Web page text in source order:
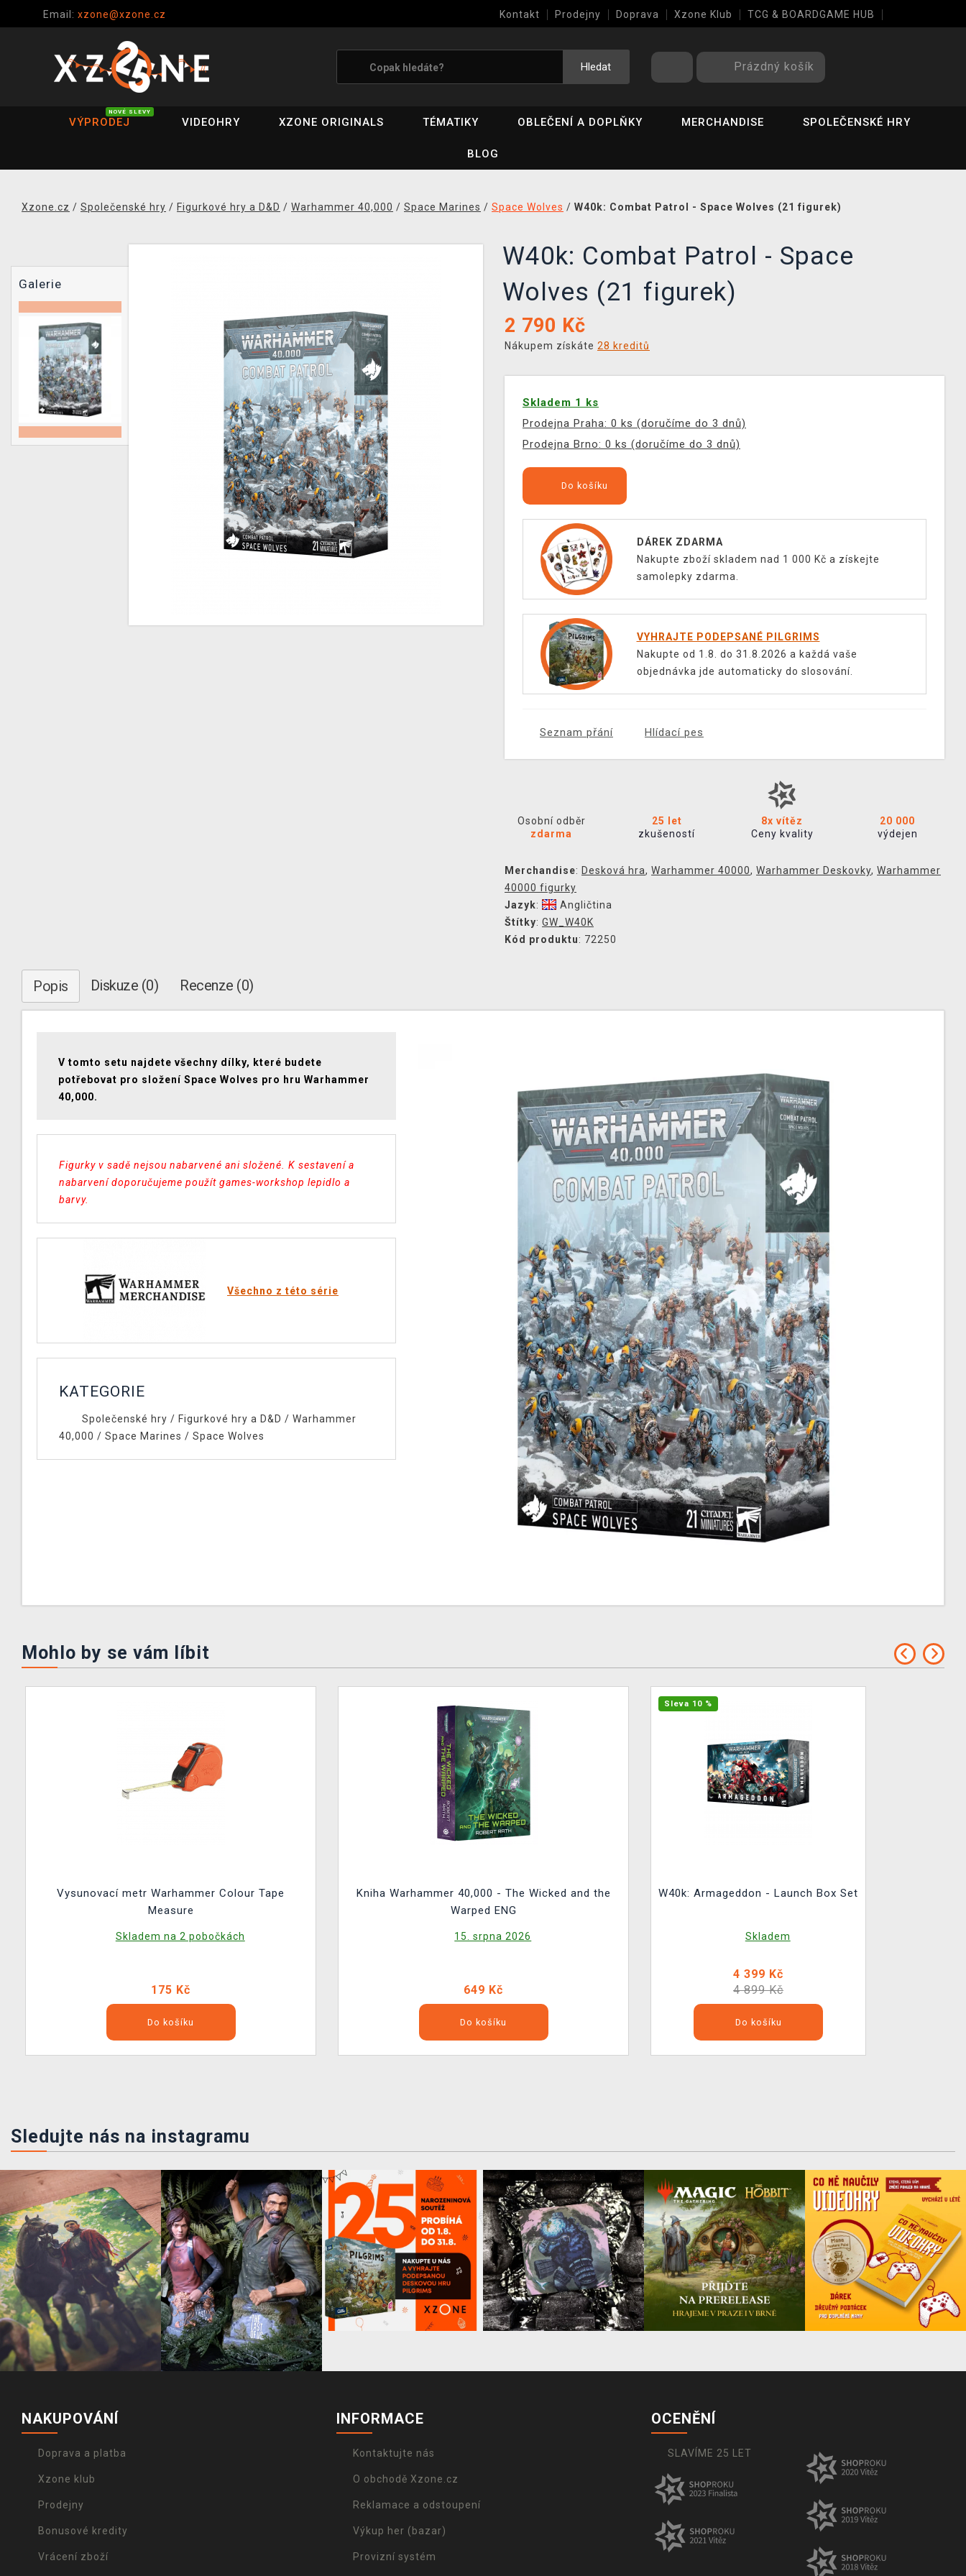
Email: xzone@xzone.cz Kontakt Prodejny Doprava Xzone Klub TCG & BOARDGAME HUB
Hledat Prázdný košík
VÝPRODEJ
NOVÉ SLEVY
VIDEOHRY XZONE ORIGINALS TÉMATIKY OBLEČENÍ A DOPLŇKY MERCHANDISE SPOLEČENSKÉ HRY
BLOG
Xzone.cz / Společenské hry / Figurkové hry a D&D / Warhammer 40,000 / Space Marines / Space Wolves / W40k: Combat Patrol - Space Wolves (21 figurek)
Galerie
W40k: Combat Patrol - Space
Wolves (21 figurek)
2 790 Kč
Nákupem získáte 28 kreditů
Skladem 1 ks
Prodejna Praha: 0 ks (doručíme do 3 dnů)
Prodejna Brno: 0 ks (doručíme do 3 dnů)
Do košíku
DÁREK ZDARMA
Nakupte zboží skladem nad 1 000 Kč a získejte
samolepky zdarma.
VYHRAJTE PODEPSANÉ PILGRIMS
Nakupte od 1.8. do 31.8.2026 a každá vaše
objednávka jde automaticky do slosování.
Seznam přání Hlídací pes
Osobní odběr
zdarma
25 let
zkušeností
8x vítěz
Ceny kvality
20 000
výdejen
Merchandise: Desková hra, Warhammer 40000, Warhammer Deskovky, Warhammer
40000 figurky
Jazyk:
Angličtina
Štítky: GW_W40K
Kód produktu: 72250
Popis Diskuze (0) Recenze (0)
V tomto setu najdete všechny dílky, které budete
potřebovat pro složení Space Wolves pro hru Warhammer
40,000.
Figurky v sadě nejsou nabarvené ani složené. K sestavení a
nabarvení doporučujeme použít games-workshop lepidlo a
barvy.
Všechno z této série
KATEGORIE
Společenské hry / Figurkové hry a D&D / Warhammer
40,000 / Space Marines / Space Wolves
Mohlo by se vám líbit
Vysunovací metr Warhammer Colour Tape
Measure
Skladem na 2 pobočkách
175 Kč
Do košíku
Kniha Warhammer 40,000 - The Wicked and the
Warped ENG
15. srpna 2026
649 Kč
Do košíku
Sleva 10 %
W40k: Armageddon - Launch Box Set
Skladem
4 399 Kč
4 899 Kč
Do košíku
Sledujte nás na instagramu
NAKUPOVÁNÍ
Doprava a platba
Xzone klub
Prodejny
Bonusové kredity
Vrácení zboží
INFORMACE
Kontaktujte nás
O obchodě Xzone.cz
Reklamace a odstoupení
Výkup her (bazar)
Provizní systém
OCENĚNÍ
SLAVÍME 25 LET